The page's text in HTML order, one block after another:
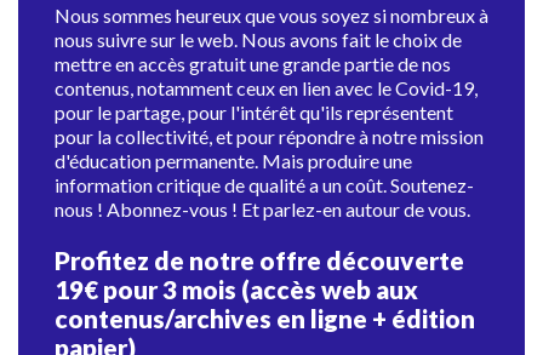
Nous sommes heureux que vous soyez si nombreux à
nous suivre sur le web. Nous avons fait le choix de
mettre en accès gratuit une grande partie de nos
contenus, notamment ceux en lien avec le Covid-19,
pour le partage, pour l'intérêt qu'ils représentent
pour la collectivité, et pour répondre à notre mission
d'éducation permanente. Mais produire une
information critique de qualité a un coût. Soutenez-
nous ! Abonnez-vous ! Et parlez-en autour de vous.
Profitez de notre offre découverte
19€ pour 3 mois (accès web aux
contenus/archives en ligne + édition
papier)